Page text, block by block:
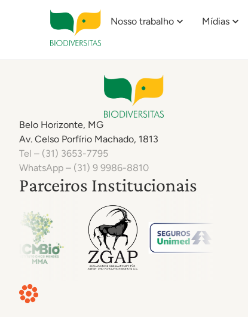
Nosso trabalho Mídias
Projeto Mantis
Belo Horizonte, MG
Av. Celso Porfírio Machado, 1813
Tel – (31) 3653-7795
WhatsApp – (31) 9 9986-8810
Parceiros Institucionais